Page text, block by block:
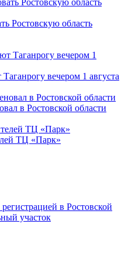
Ростовскую область
вечером 1 августа
в Ростовской области
ТЦ «Парк»
в Ростовской
участок